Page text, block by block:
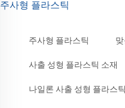
주사형 플라스틱
주사형 플라스틱
사출 성형 플라스틱 소재
나일론 사출 성형 플라스틱